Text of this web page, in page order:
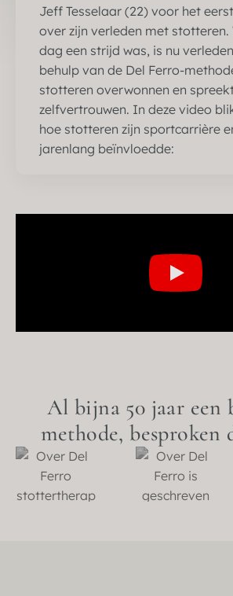
Jeff Tesselaar (22) voor het
over zijn verleden met
dag een strijd was, is nu
behulp van de Del Ferro-
stotteren overwonnen en
zelfvertrouwen. In deze video
hoe stotteren zijn sportcarrière
jarenlang beïnvloedde:
Al bijna 50 jaar een
methode, besproken